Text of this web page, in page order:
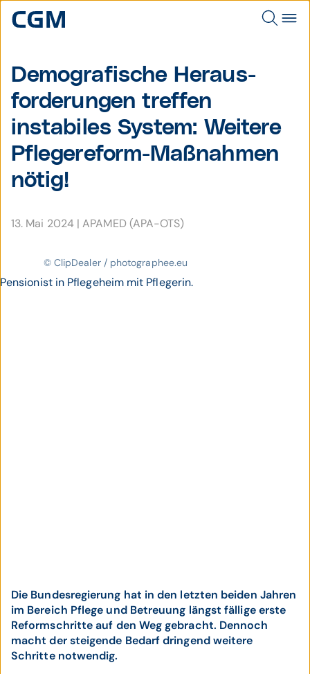
Demografische Heraus­
forde­rungen treffen
instabiles System: Weitere
Pflege­reform-Maß­nahmen
nötig!
13. Mai 2024 |APAMED (APA-OTS)
© ClipDealer / photographee.eu
Pensionist in Pflegeheim mit Pflegerin.
Die Bundesregierung hat in den letzten beiden Jahren
im Bereich Pflege und Betreuung längst fällige erste
Reformschritte auf den Weg gebracht. Dennoch
macht der steigende Bedarf dringend weitere
Schritte notwendig.